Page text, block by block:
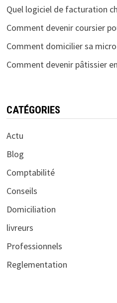
Quel logiciel de facturation
Comment devenir coursier
Comment domicilier sa
Comment devenir pâtissier
CATÉGORIES
Actu
Blog
Comptabilité
Conseils
Domiciliation
livreurs
Professionnels
Reglementation